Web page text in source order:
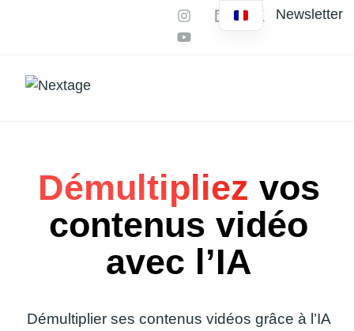
Newsletter
Démultipliez vos
contenus vidéo
avec l’IA
Démultiplier ses contenus vidéos grâce à l’IA